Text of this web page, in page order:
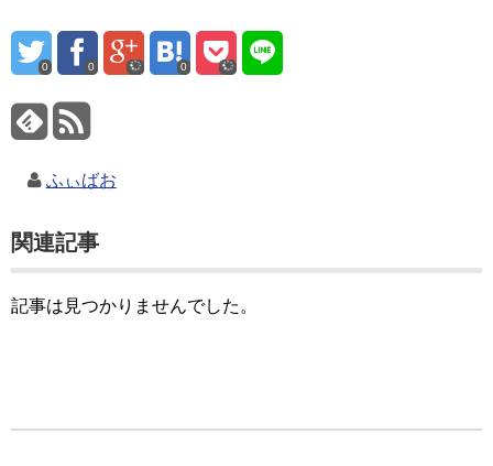
0 0 0
ふぃばお
関連記事
記事は見つかりませんでした。